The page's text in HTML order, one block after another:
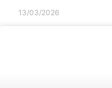
13/03/2026